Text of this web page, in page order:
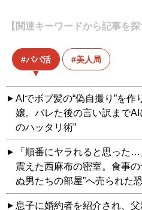
【関連キーワードから記事を探
パパ活 美人局
AIでボブ髪の“偽自撮り”を作
嬢。バレた後の言い訳までAI
のハッタリ術”
「順番にヤラれると思った
震えた西麻布の密室。食事の
ぬ男たちの部屋”へ売られた
息子に婚約者を紹介され、